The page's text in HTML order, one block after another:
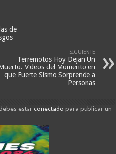
de
SIGUIENTE
Terremotos Hoy Dejan Un
Videos del Momento en
que Fuerte Sismo Sorprende a
Personas
estarconectado para publicar un